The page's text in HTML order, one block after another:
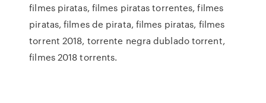
filmes piratas, filmes piratas torrentes, filmes
piratas, filmes de pirata, filmes piratas, filmes
torrent 2018, torrente negra dublado torrent,
filmes 2018 torrents.